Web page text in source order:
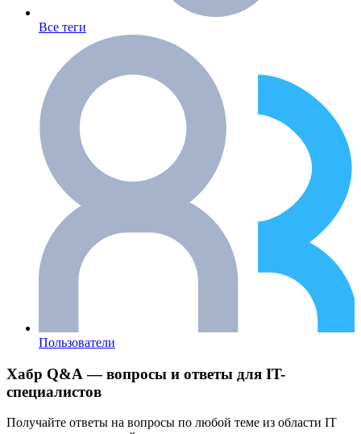
Все теги
Пользователи
Хабр Q&A — вопросы и ответы для IT-
специалистов
Получайте ответы на вопросы по любой теме из области IT